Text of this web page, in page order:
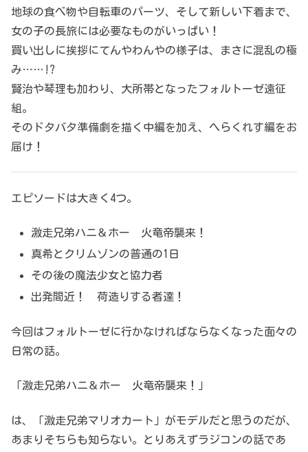
地球の食べ物や自転車のパーツ、そして新しい下着まで、
女の子の長旅には必要なものがいっぱい！
買い出しに挨拶にてんやわんやの様子は、まさに混乱の極
み……!?
賢治や琴理も加わり、大所帯となったフォルトーゼ遠征
組。
そのドタバタ準備劇を描く中編を加え、へらくれす編をお
届け！
エピソードは大きく4つ。
激走兄弟ハニ＆ホー 火竜帝襲来！
真希とクリムゾンの普通の1日
その後の魔法少女と協力者
出発間近！ 荷造りする者達！
今回はフォルトーゼに行かなければならなくなった面々の
日常の話。
「激走兄弟ハニ＆ホー 火竜帝襲来！」
は、「激走兄弟マリオカート」がモデルだと思うのだが、
あまりそちらも知らない。とりあえずラジコンの話であ